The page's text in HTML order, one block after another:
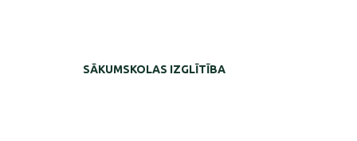
SĀKUMSKOLAS IZGLĪTĪBA